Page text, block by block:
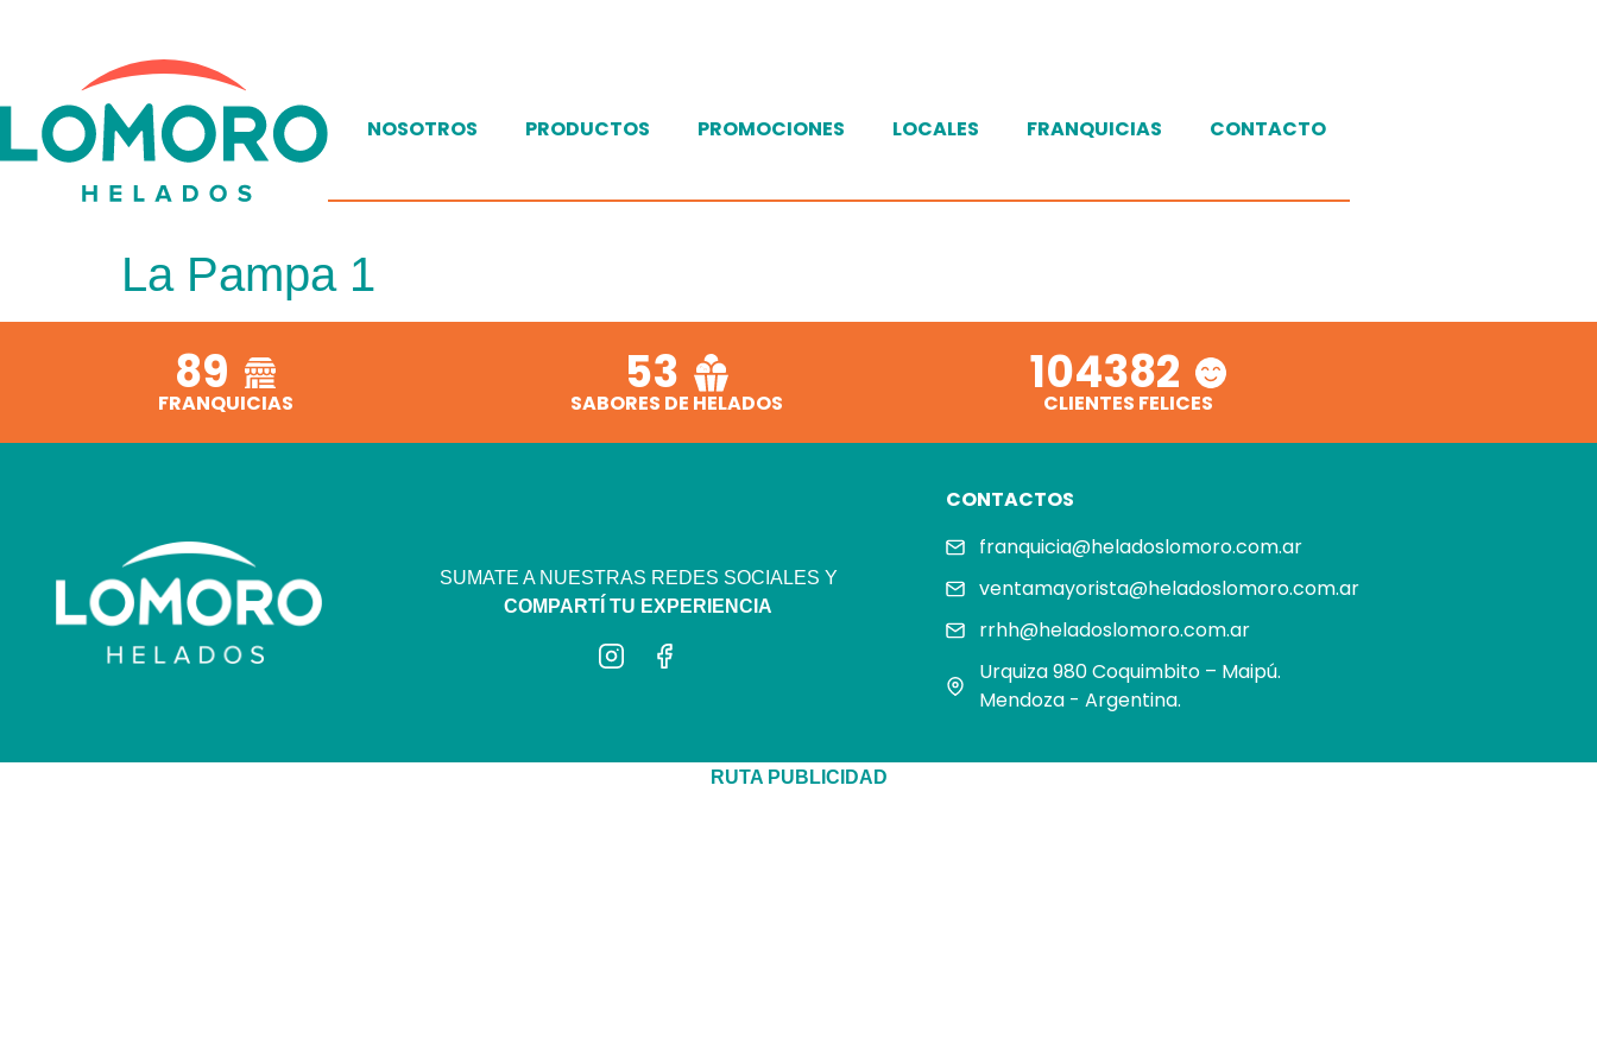
NOSOTROS PRODUCTOS PROMOCIONES LOCALES FRANQUICIAS CONTACTO
La Pampa 1
89
FRANQUICIAS
53
SABORES DE HELADOS
104382
CLIENTES FELICES
SUMATE A NUESTRAS REDES SOCIALES Y
COMPARTÍ TU EXPERIENCIA
CONTACTOS
franquicia@heladoslomoro.com.ar
ventamayorista@heladoslomoro.com.ar
rrhh@heladoslomoro.com.ar
Urquiza 980 Coquimbito – Maipú.
Mendoza - Argentina.
RUTA PUBLICIDAD